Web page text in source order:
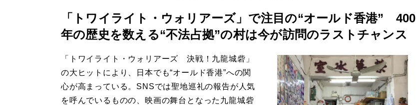
「トワイライト・ウォリアーズ」で注目の“オールド香港” 400
年の歴史を数える“不法占拠”の村は今が訪問のラストチャンス
「トワイライト・ウォリアーズ 決戦！九龍城砦」
の大ヒットにより、日本でも“オールド香港”への関
心が高まっている。SNSでは聖地巡礼の報告が人気
を呼んでいるものの、映画の舞台となった九龍城砦